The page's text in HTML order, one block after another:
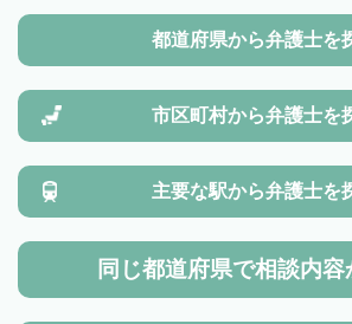
都道府県から弁護士を
市区町村から弁護士を
主要な駅から弁護士を
同じ都道府県で相談内容